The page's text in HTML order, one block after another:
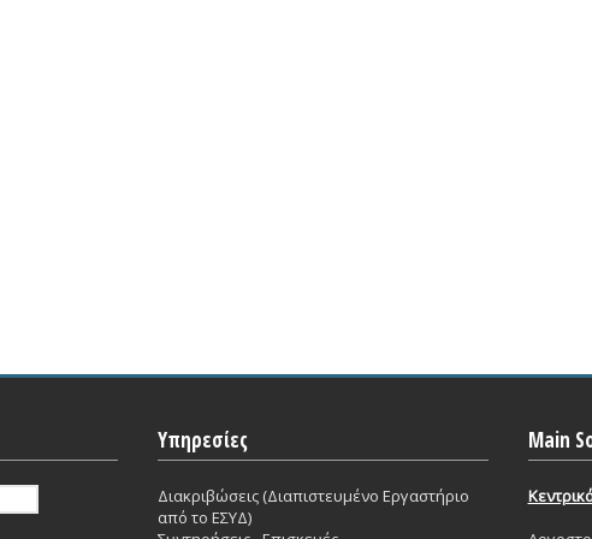
Υπηρεσίες
Διακριβώσεις (Διαπιστευμένο Εργαστήριο
από το ΕΣΥΔ)
Main